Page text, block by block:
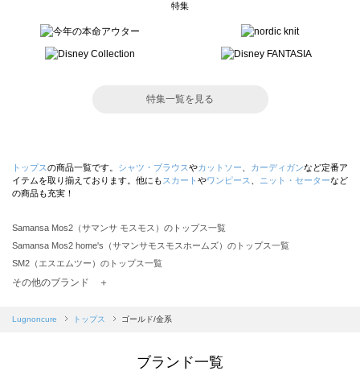
特集
特集一覧を見る
トップスの商品一覧です。 シャツ・ブラウスやカットソー カーディガンなど定番ア
イテムを取り揃えております。他にも スカート やワンピース ニット・セーターなど
の商品も充実！
Samansa Mos2（サマンサ モスモス）のトップス一覧
Samansa Mos2 home's（サマンサモスモスホームズ）のトップス一覧
SM2（エスエムツー）のトップス一覧
TSUHARU by Samansa Mos2（ツハルバイサマンサモスモス）のトップス一覧
Samansa Mos2 blue（サマンサモスモス ブルー）のトップス一覧
sō4ū（ソウフォーユー）のトップス一覧
その他のブランド ＋
Lugnoncure トップス ゴールド/金系
ブランド一覧